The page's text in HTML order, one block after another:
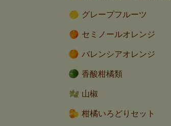
グレープフルーツ
セミノールオレンジ
バレンシアオレンジ
香酸柑橘類
山椒
柑橘いろどりセット